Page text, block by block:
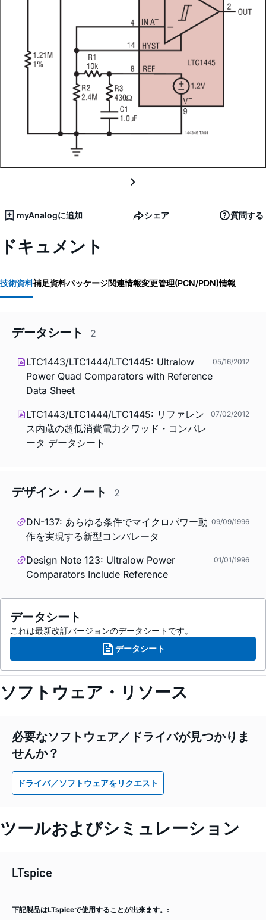
myAnalogに追加 シェア 質問する
ドキュメント
技術資料補足資料パッケージ関連情報変更管理(PCN/PDN)情報
データシート 2
LTC1443/LTC1444/LTC1445: Ultralow
Power Quad Comparators with Reference
Data Sheet
05/16/2012
LTC1443/LTC1444/LTC1445: リファレン
ス内蔵の超低消費電力クワッド・コンパレ
ータ データシート
07/02/2012
デザイン・ノート 2
DN-137: あらゆる条件でマイクロパワー動
作を実現する新型コンパレータ
09/09/1996
Design Note 123: Ultralow Power
Comparators Include Reference
01/01/1996
データシート
これは最新改訂バージョンのデータシートです。
データシート
ソフトウェア・リソース
必要なソフトウェア／ドライバが見つかりま
せんか？
ドライバ／ソフトウェアをリクエスト
ツールおよびシミュレーション
LTspice
下記製品はLTspiceで使用することが出来ます。: